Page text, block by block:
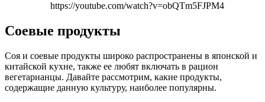
https://youtube.com/watch?v=obQTm5FJPM4
Соевые продукты
Соя и соевые продукты широко распространены в японской и
китайской кухне, также ее любят включать в рацион
вегетарианцы. Давайте рассмотрим, какие продукты,
содержащие данную культуру, наиболее популярны.